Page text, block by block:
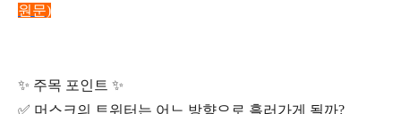
원문)
✨ 주목 포인트 ✨
✅ 머스크의 트위터는 어느 방향으로 흘러가게 될까?